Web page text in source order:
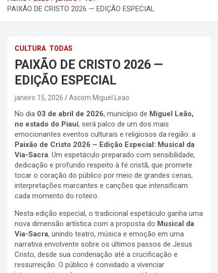
PAIXÃO DE CRISTO 2026 — EDIÇÃO ESPECIAL
CULTURA TODAS
PAIXÃO DE CRISTO 2026 —
EDIÇÃO ESPECIAL
janeiro 15, 2026 Ascom Miguel Leao
No dia 03 de abril de 2026, município de Miguel Leão,
no estado do Piauí, será palco de um dos mais
emocionantes eventos culturais e religiosos da região: a
Paixão de Cristo 2026 – Edição Especial: Musical da
Via-Sacra. Um espetáculo preparado com sensibilidade,
dedicação e profundo respeito à fé cristã, que promete
tocar o coração do público por meio de grandes cenas,
interpretações marcantes e canções que intensificam
cada momento do roteiro.
Nesta edição especial, o tradicional espetáculo ganha uma
nova dimensão artística com a proposta do Musical da
Via-Sacra, unindo teatro, música e emoção em uma
narrativa envolvente sobre os últimos passos de Jesus
Cristo, desde sua condenação até a crucificação e
ressurreição. O público é convidado a vivenciar